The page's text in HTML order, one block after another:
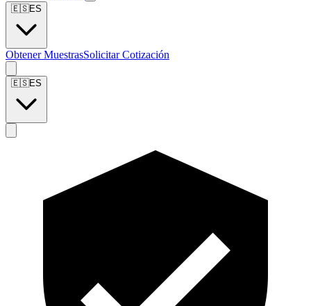
🇪🇸ES
Obtener MuestrasSolicitar Cotización
🇪🇸ES